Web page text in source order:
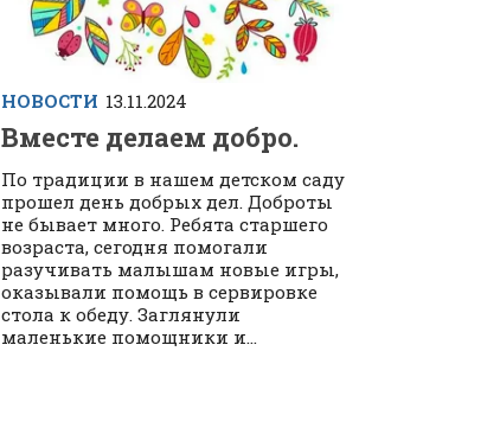
НОВОСТИ 13.11.2024
Вместе делаем добро.
По традиции в нашем детском саду
прошел день добрых дел. Доброты
не бывает много. Ребята старшего
возраста, сегодня помогали
разучивать малышам новые игры,
оказывали помощь в сервировке
стола к обеду. Заглянули
маленькие помощники и...